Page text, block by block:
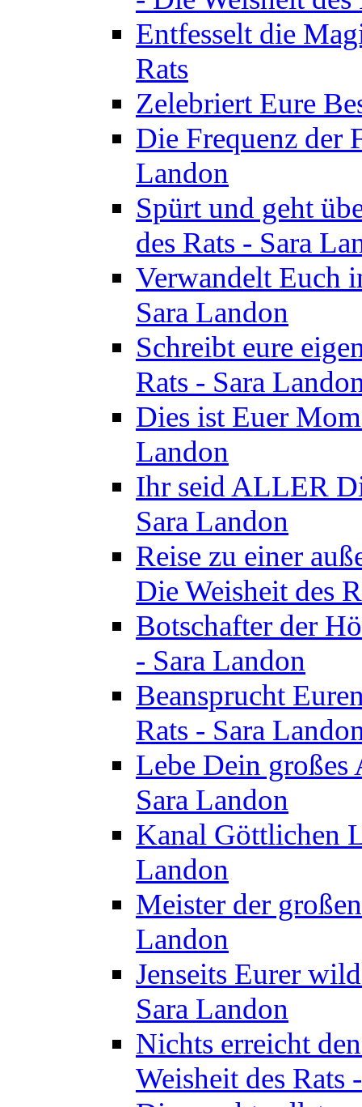
Entfesselt die
Rats
Zelebriert Eure
Die Frequenz der
Landon
Spürt und geht
des Rats - Sara
Verwandelt Euch
Sara Landon
Schreibt eure
Rats - Sara
Dies ist Euer
Landon
Ihr seid ALLER
Sara Landon
Reise zu einer
Die Weisheit des
Botschafter der
- Sara Landon
Beansprucht
Rats - Sara
Lebe Dein großes
Sara Landon
Kanal Göttlichen
Landon
Meister der
Landon
Jenseits Eurer
Sara Landon
Nichts erreicht
Weisheit des Rats